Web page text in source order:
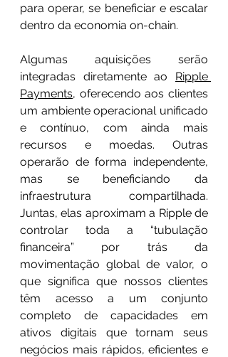
para operar, se beneficiar e escalar
dentro da economia on-chain.
Algumas aquisições serão
integradas diretamente ao Ripple
Payments, oferecendo aos clientes
um ambiente operacional unificado
e contínuo, com ainda mais
recursos e moedas. Outras
operarão de forma independente,
mas se beneficiando da
infraestrutura compartilhada.
Juntas, elas aproximam a Ripple de
controlar toda a “tubulação
financeira” por trás da
movimentação global de valor, o
que significa que nossos clientes
têm acesso a um conjunto
completo de capacidades em
ativos digitais que tornam seus
negócios mais rápidos, eficientes e